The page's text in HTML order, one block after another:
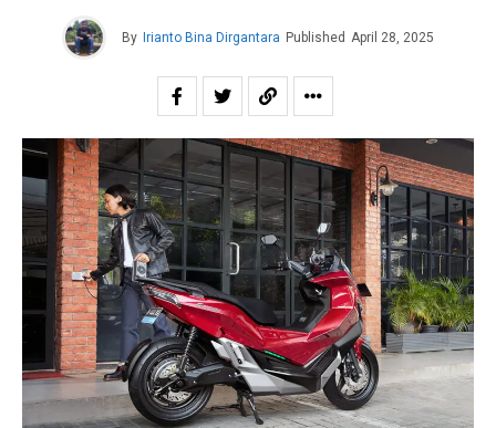
By Irianto Bina Dirgantara Published April 28, 2025